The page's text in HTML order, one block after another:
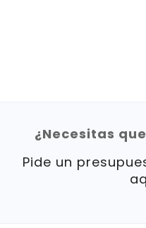
¿Necesitas
Pide un